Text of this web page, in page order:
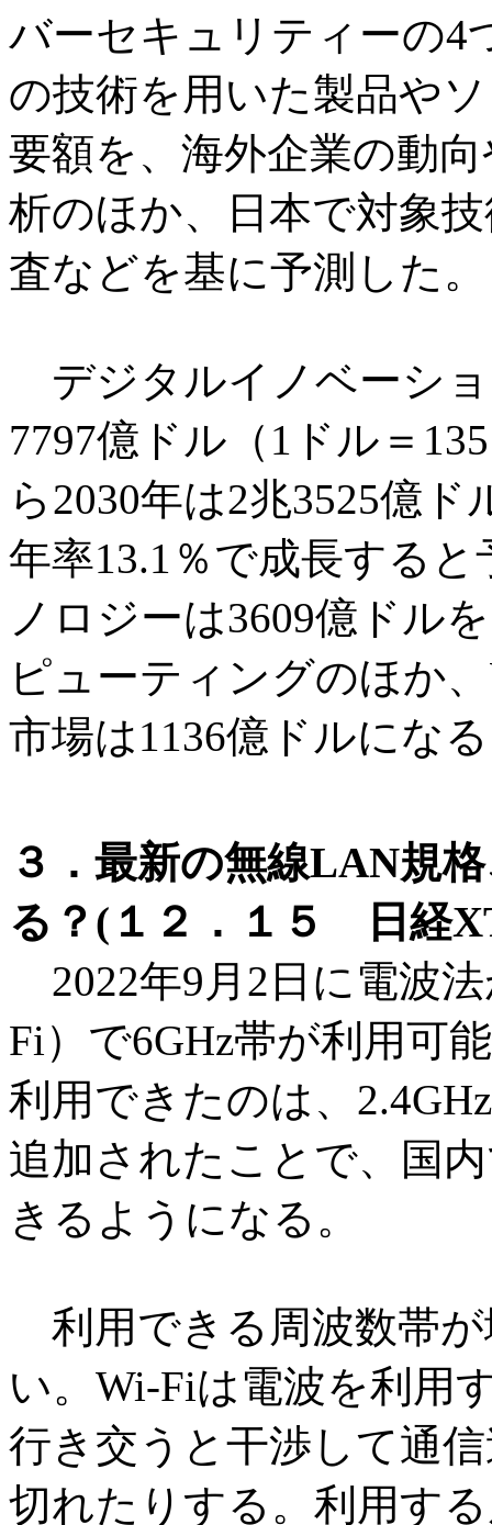
バーセキュリティーの4
の技術を用いた製品や
要額を、海外企業の動
析のほか、日本で対象
査などを基に予測した。
デジタルイノベーショ
7797億ドル（1ドル＝
ら2030年は2兆3525億
年率13.1％で成長する
ノロジーは3609億ドル
ピューティングのほか
市場は1136億ドルにな
３．最新の無線LAN規
る？(１２．１５ 日経
2022年9月2日に電波
Fi）で6GHz帯が利用可
利用できたのは、
追加されたことで、国
きるようになる。
利用できる周波数帯
い。Wi-Fiは電波を利用
行き交うと干渉して通
切れたりする。利用す